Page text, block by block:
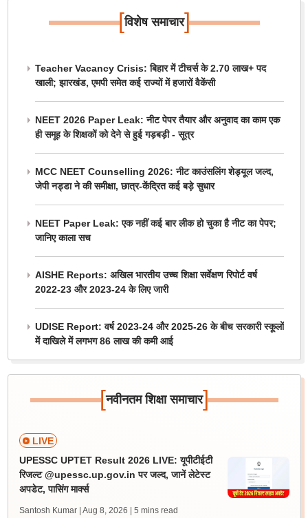
[विशेष समाचार]
Teacher Vacancy Crisis: बिहार में टीचर्स के 2.70 लाख+ पद
खाली; झारखंड, एमपी समेत कई राज्यों में हजारों वैकेंसी
NEET 2026 Paper Leak: नीट पेपर तैयार और अनुवाद का काम एक
ही समूह के शिक्षकों को देने से हुई गड़बड़ी - सूत्र
MCC NEET Counselling 2026: नीट काउंसलिंग शेड्यूल जल्द,
जेपी नड्डा ने की समीक्षा, छात्र-केंद्रित कई बड़े सुधार
NEET Paper Leak: एक नहीं कई बार लीक हो चुका है नीट का पेपर;
जानिए काला सच
AISHE Reports: अखिल भारतीय उच्च शिक्षा सर्वेक्षण रिपोर्ट वर्ष
2022-23 और 2023-24 के लिए जारी
UDISE Report: वर्ष 2023-24 और 2025-26 के बीच सरकारी स्कूलों
में दाखिले में लगभग 86 लाख की कमी आई
[नवीनतम शिक्षा समाचार]
LIVE
UPESSC UPTET Result 2026 LIVE: यूपीटीईटी
रिजल्ट @upessc.up.gov.in पर जल्द, जानें लेटेस्ट
अपडेट, पासिंग मार्क्स
Santosh Kumar | Aug 8, 2026 | 5 mins read